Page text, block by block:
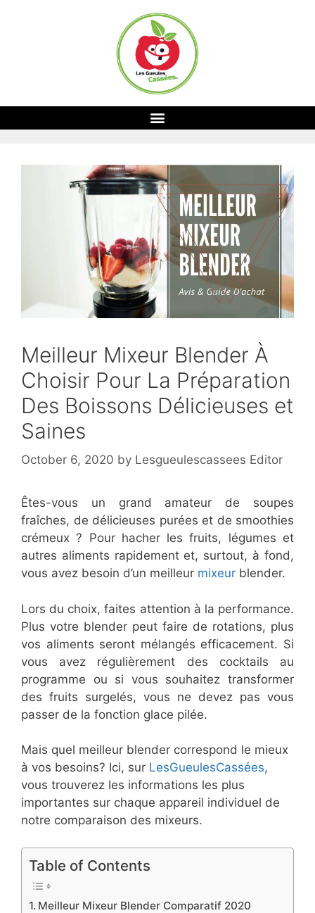
Meilleur Mixeur Blender À
Choisir Pour La Préparation
Des Boissons Délicieuses et
Saines
October 6, 2020 by Lesgueulescassees Editor
Êtes-vous un grand amateur de soupes
fraîches, de délicieuses purées et de smoothies
crémeux ? Pour hacher les fruits, légumes et
autres aliments rapidement et, surtout, à fond,
vous avez besoin d’un meilleur mixeur blender.
Lors du choix, faites attention à la performance.
Plus votre blender peut faire de rotations, plus
vos aliments seront mélangés efficacement. Si
vous avez régulièrement des cocktails au
programme ou si vous souhaitez transformer
des fruits surgelés, vous ne devez pas vous
passer de la fonction glace pilée.
Mais quel meilleur blender correspond le mieux
à vos besoins? Ici, sur LesGueulesCassées,
vous trouverez les informations les plus
importantes sur chaque appareil individuel de
notre comparaison des mixeurs.
Table of Contents
Meilleur Mixeur Blender Comparatif 2020